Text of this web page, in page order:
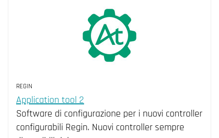
REGIN
Application tool 2
Software di configurazione per i nuovi controller
configurabili Regin. Nuovi controller sempre